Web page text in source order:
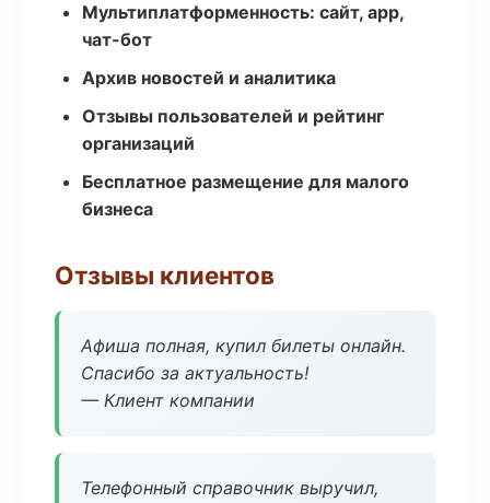
Мультиплатформенность: сайт, app,
чат-бот
Архив новостей и аналитика
Отзывы пользователей и рейтинг
организаций
Бесплатное размещение для малого
бизнеса
Отзывы клиентов
Афиша полная, купил билеты онлайн.
Спасибо за актуальность!
— Клиент компании
Телефонный справочник выручил,